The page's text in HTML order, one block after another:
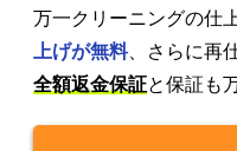
万一クリーニングの仕
上げが無料、さらに再
全額返金保証と保証も